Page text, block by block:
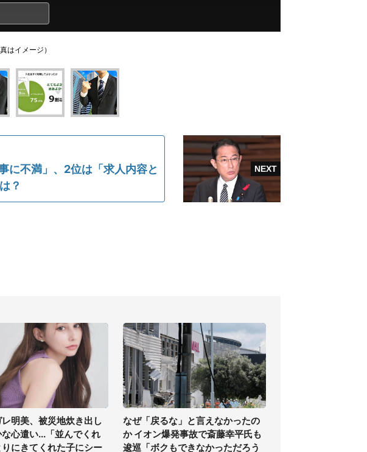
はイメージ）
に不満」、2位は「求人内容と
？
明美、被災地炊き出し
心遣い...「並んでくれ
にきてくれた子にシー
なぜ「戻るな」と言えなかったの
か イオン爆発事故で斎藤幸平氏も
逡巡「ボクもできなかっただろう